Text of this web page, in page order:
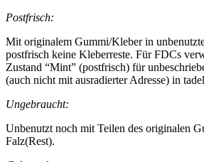
Postfrisch:
Mit originalem Gummi/Kleber in
postfrisch keine Kleberreste. Für FDCs
Zustand “Mint” (postfrisch) für
(auch nicht mit ausradierter Adresse) in
Ungebraucht:
Unbenutzt noch mit Teilen des originalen
Falz(Rest).